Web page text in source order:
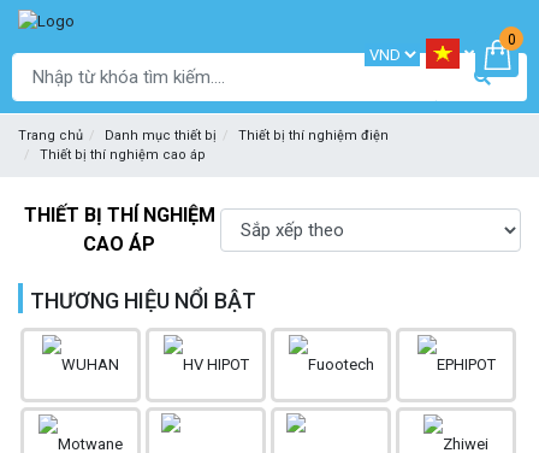
0
Trang chủ Danh mục thiết bị
Thiết bị thí nghiệm điện
Thiết bị thí nghiệm cao áp
THIẾT BỊ THÍ NGHIỆM
CAO ÁP
THƯƠNG HIỆU NỔI BẬT